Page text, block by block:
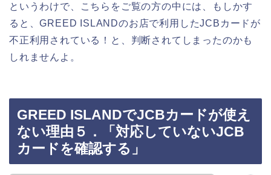
というわけで、こちらをご覧の方の中には、もしかす
ると、GREED ISLANDのお店で利用したJCBカードが
不正利用されている！と、判断されてしまったのかも
しれませんよ。
GREED ISLANDでJCBカードが使え
ない理由５．「対応していないJCB
カードを確認する」